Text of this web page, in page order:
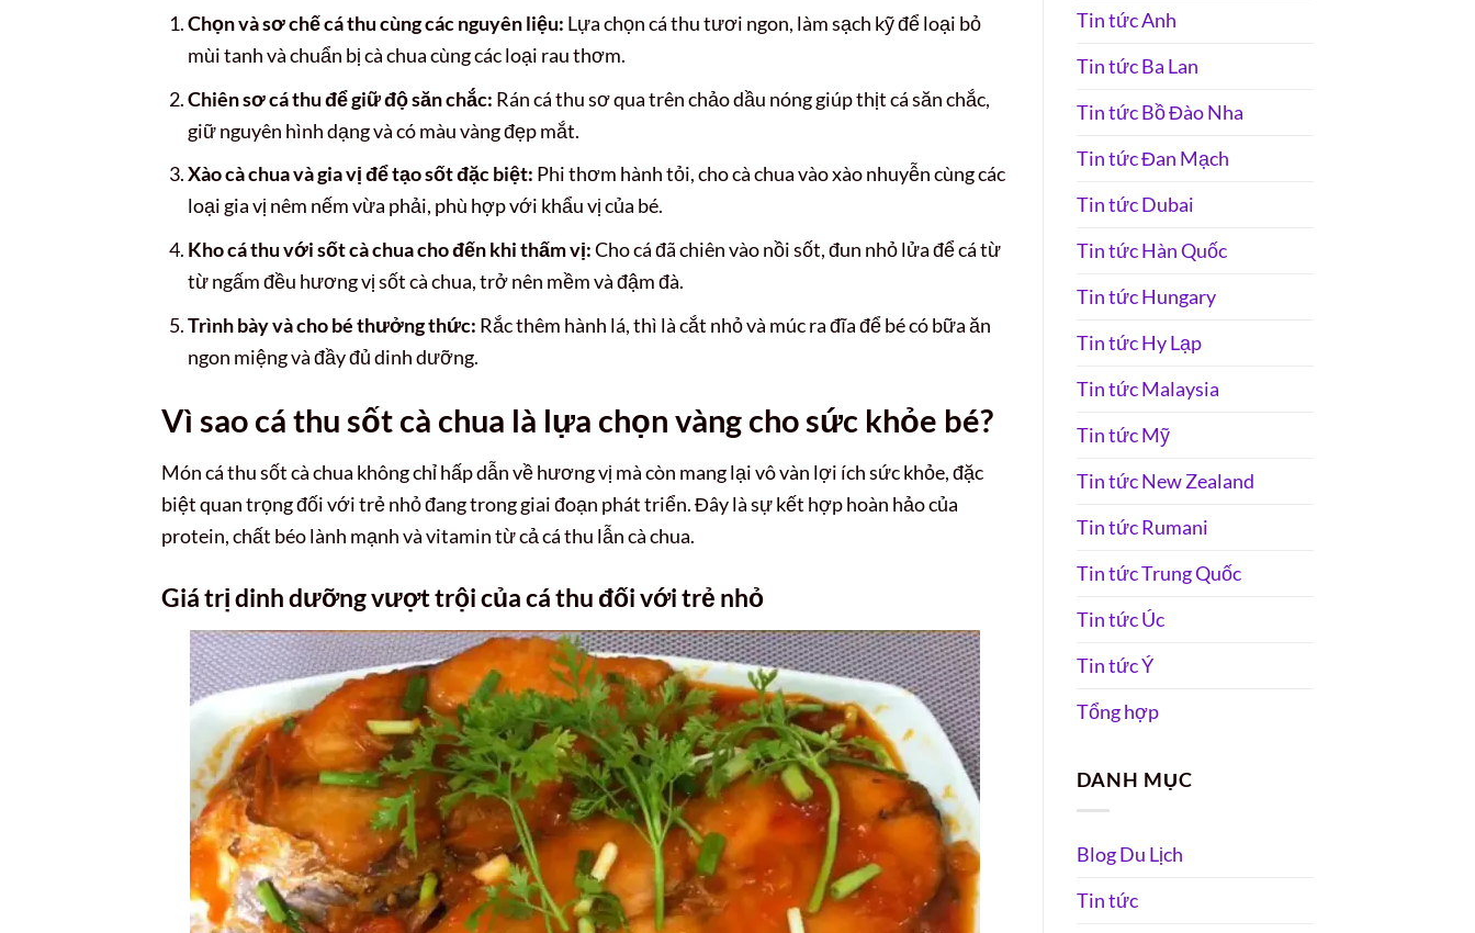
Chọn và sơ chế cá thu cùng các nguyên liệu: Lựa chọn cá thu tươi ngon, làm sạch kỹ để loại bỏ
mùi tanh và chuẩn bị cà chua cùng các loại rau thơm.
Chiên sơ cá thu để giữ độ săn chắc: Rán cá thu sơ qua trên chảo dầu nóng giúp thịt cá săn chắc,
giữ nguyên hình dạng và có màu vàng đẹp mắt.
Xào cà chua và gia vị để tạo sốt đặc biệt: Phi thơm hành tỏi, cho cà chua vào xào nhuyễn cùng các
loại gia vị nêm nếm vừa phải, phù hợp với khẩu vị của bé.
Kho cá thu với sốt cà chua cho đến khi thấm vị:Cho cá đã chiên vào nồi sốt, đun nhỏ lửa để cá từ
từ ngấm đều hương vị sốt cà chua, trở nên mềm và đậm đà.
Trình bày và cho bé thưởng thức: Rắc thêm hành lá, thì là cắt nhỏ và múc ra đĩa để bé có bữa ăn
ngon miệng và đầy đủ dinh dưỡng.
Vì sao cá thu sốt cà chua là lựa chọn vàng cho sức khỏe bé?
Món cá thu sốt cà chua không chỉ hấp dẫn về hương vị mà còn mang lại vô vàn lợi ích sức khỏe, đặc
biệt quan trọng đối với trẻ nhỏ đang trong giai đoạn phát triển. Đây là sự kết hợp hoàn hảo của
protein, chất béo lành mạnh và vitamin từ cả cá thu lẫn cà chua.
Giá trị dinh dưỡng vượt trội của cá thu đối với trẻ nhỏ
Tin tức Anh
Tin tức Ba Lan
Tin tức Bồ Đào Nha
Tin tức Đan Mạch
Tin tức Dubai
Tin tức Hàn Quốc
Tin tức Hungary
Tin tức Hy Lạp
Tin tức Malaysia
Tin tức Mỹ
Tin tức New Zealand
Tin tức Rumani
Tin tức Trung Quốc
Tin tức Úc
Tin tức Ý
Tổng hợp
DANH MỤC
Blog Du Lịch
Tin tức